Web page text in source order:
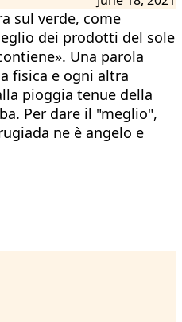
sul verde, come
dei prodotti del sole
Una parola
fisica e ogni altra
pioggia tenue della
Per dare il "meglio",
ne è angelo e